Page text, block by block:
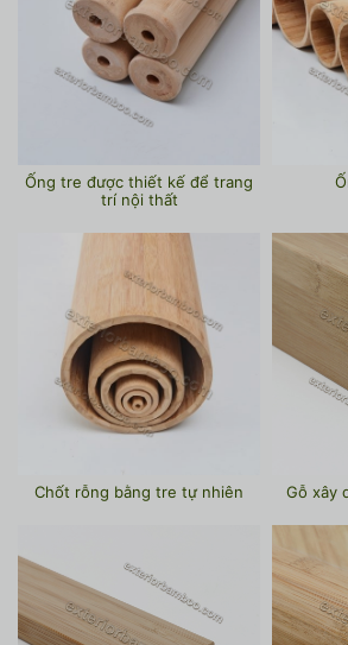
Ống tre được thiết kế để trang
trí nội thất
Chốt rỗng bằng tre tự nhiên Gỗ xây